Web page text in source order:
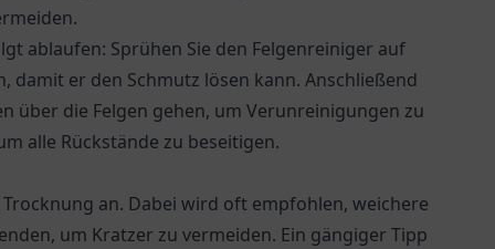
ablaufen: Sprühen Sie den Felgenreiniger auf
damit er den Schmutz lösen kann. Anschließend
über die Felgen gehen, um Verunreinigungen zu
alle Rückstände zu beseitigen.
an. Dabei wird oft empfohlen, weichere
um Kratzer zu vermeiden. Ein gängiger Tipp